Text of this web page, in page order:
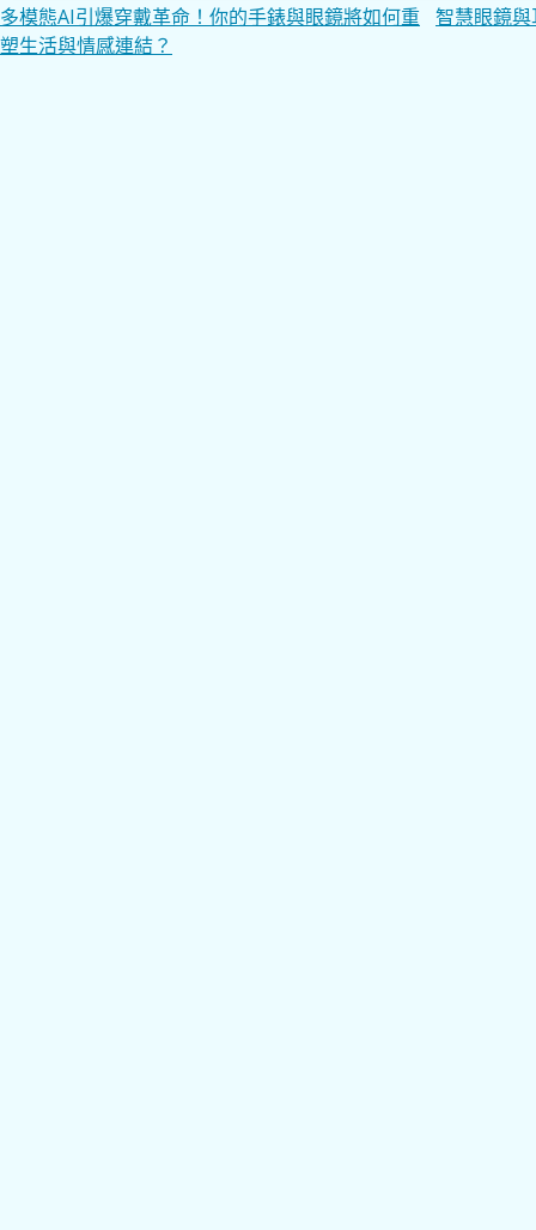
文
章
多模態AI引爆穿戴革命！你的手錶與眼鏡將如何重
塑生活與情感連結？
智慧眼鏡